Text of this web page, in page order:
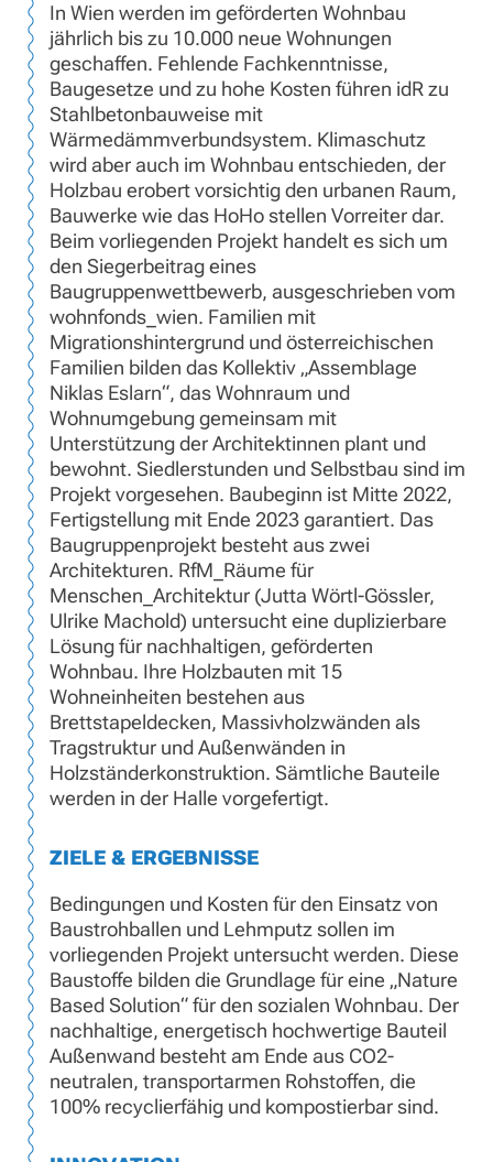
In Wien werden im geförderten Wohnbau
jährlich bis zu 10.000 neue Wohnungen
geschaffen. Fehlende Fachkenntnisse,
Baugesetze und zu hohe Kosten führen idR zu
Stahlbetonbauweise mit
Wärmedämmverbundsystem. Klimaschutz
wird aber auch im Wohnbau entschieden, der
Holzbau erobert vorsichtig den urbanen Raum,
Bauwerke wie das HoHo stellen Vorreiter dar.
Beim vorliegenden Projekt handelt es sich um
den Siegerbeitrag eines
Baugruppenwettbewerb, ausgeschrieben vom
wohnfonds_wien. Familien mit
Migrationshintergrund und österreichischen
Familien bilden das Kollektiv „Assemblage
Niklas Eslarn“, das Wohnraum und
Wohnumgebung gemeinsam mit
Unterstützung der Architektinnen plant und
bewohnt. Siedlerstunden und Selbstbau sind im
Projekt vorgesehen. Baubeginn ist Mitte 2022,
Fertigstellung mit Ende 2023 garantiert. Das
Baugruppenprojekt besteht aus zwei
Architekturen. RfM_Räume für
Menschen_Architektur (Jutta Wörtl-Gössler,
Ulrike Machold) untersucht eine duplizierbare
Lösung für nachhaltigen, geförderten
Wohnbau. Ihre Holzbauten mit 15
Wohneinheiten bestehen aus
Brettstapeldecken, Massivholzwänden als
Tragstruktur und Außenwänden in
Holzständerkonstruktion. Sämtliche Bauteile
werden in der Halle vorgefertigt.
ZIELE & ERGEBNISSE
Bedingungen und Kosten für den Einsatz von
Baustrohballen und Lehmputz sollen im
vorliegenden Projekt untersucht werden. Diese
Baustoffe bilden die Grundlage für eine „Nature
Based Solution“ für den sozialen Wohnbau. Der
nachhaltige, energetisch hochwertige Bauteil
Außenwand besteht am Ende aus CO2-
neutralen, transportarmen Rohstoffen, die
100% recyclierfähig und kompostierbar sind.